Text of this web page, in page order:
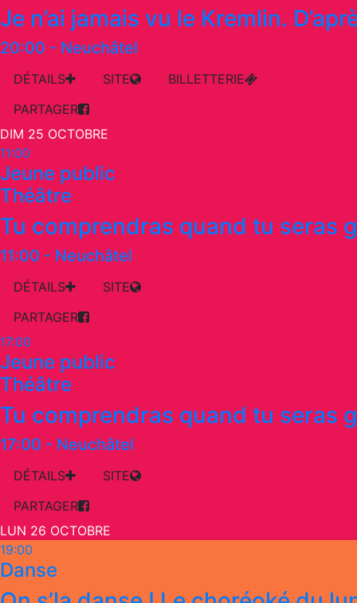
Je n’ai jamais vu le Kremlin.
20:00 - Neuchâtel
DÉTAILS SITE
BILLETTERIE
PARTAGER
DIM 25 OCTOBRE
11:00
Jeune public
Théâtre
Tu comprendras quand tu seras
11:00 - Neuchâtel
DÉTAILS
SITE
PARTAGER
17:00
Jeune public
Théâtre
Tu comprendras quand tu seras
17:00 - Neuchâtel
DÉTAILS
SITE
PARTAGER
LUN 26 OCTOBRE
19:00
Danse